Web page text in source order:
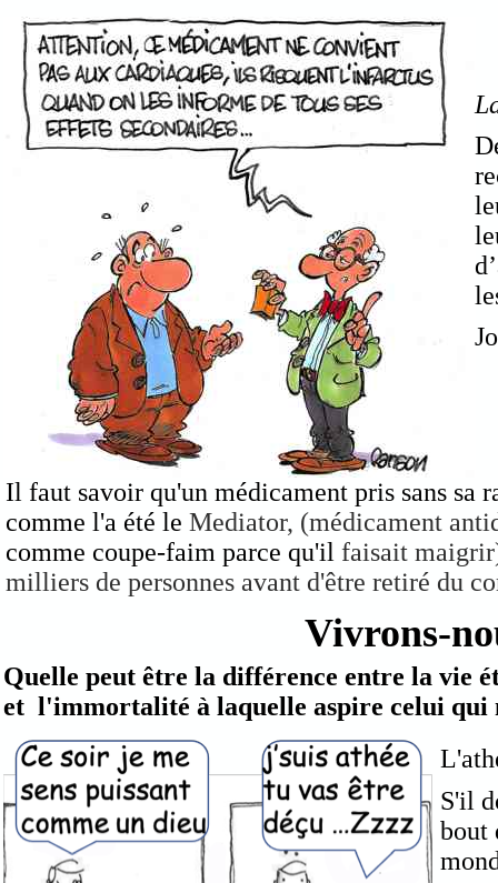
Vivrons-
Quelle peut être la différence entre la vie
et l'immortalité à laquelle aspire celui qui
S'il
bout
Il faut savoir qu'un médicament pris sans sa
comme l'a été leMediator, (médicament
comme coupe-faim parce qu'il faisait
milliers de personnes avant d'être retiré du